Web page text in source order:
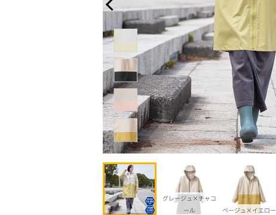
グレージュ×チャコ
ール
ベージュ×イエロー